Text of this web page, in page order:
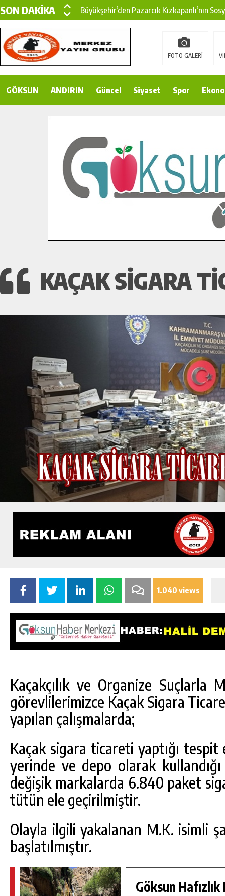
SON DAKİKA
Büyükşehir’den Pazarcık Kızkapanlı’nın
Büyükşehir’den Pazarcık Kırsalına Modern
Çin’den KSÜ’ye Uluslararası Başarı:
Gençler Pusula Maraş Kampında Yeni
İlçe Jandarma Komutanı Karakaya’dan
Bertiz’in Yeni Köprüsünde Sona Doğru.
FOTO GALERİ
GÖKSUN ANDIRIN Güncel Siyaset Spor
KAÇAK SİGARA
1.040 views
Kaçakçılık ve Organize Suçlarla
görevlilerimizce Kaçak Sigara
yapılan çalışmalarda;
Kaçak sigara ticareti yaptığı
yerinde ve depo olarak
değişik markalarda 6.840 paket
tütün ele geçirilmiştir.
Olayla ilgili yakalanan M.K. isimli
başlatılmıştır.
Göksun Hafızlık
GÜNLÜK HABER AKIŞI
GÖKSUN HAFIZLIK KIZ KUR’AN KURSU
ÖĞRENCILERINE DARENDE GEZISI.